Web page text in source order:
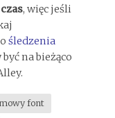
, więc jeśli
śledzenia
być na bieżąco
font